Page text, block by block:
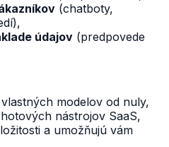
(chatboty,
údajov (predpovede
modelov od nuly,
nástrojov SaaS,
a umožňujú vám